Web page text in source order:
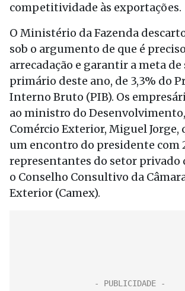
competitividade às exportações.
O Ministério da Fazenda
sob o argumento de que é
arrecadação e garantir a meta
primário deste ano, de 3,3% do
Interno Bruto (PIB). Os
ao ministro do
Comércio Exterior, Miguel Jorge,
um encontro do presidente com
representantes do setor privado
o Conselho Consultivo da
Exterior (Camex).